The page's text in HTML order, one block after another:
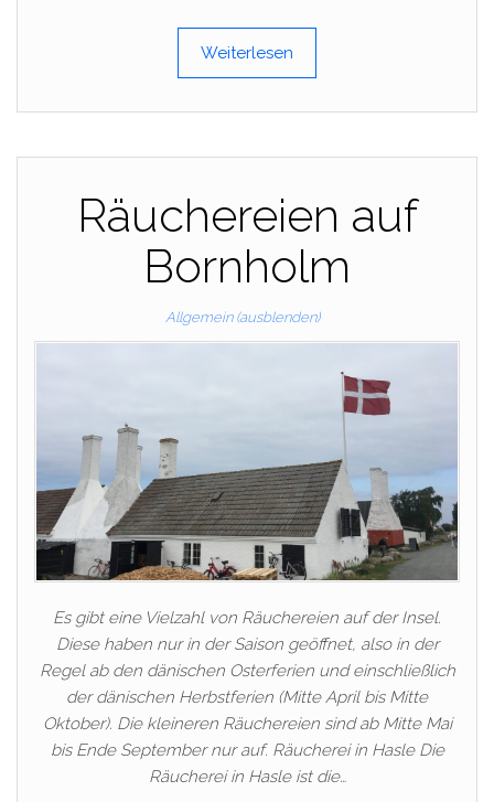
Weiterlesen
Räuchereien auf
Bornholm
Allgemein (ausblenden)
Es gibt eine Vielzahl von Räuchereien auf der Insel.
Diese haben nur in der Saison geöffnet, also in der
Regel ab den dänischen Osterferien und einschließlich
der dänischen Herbstferien (Mitte April bis Mitte
Oktober). Die kleineren Räuchereien sind ab Mitte Mai
bis Ende September nur auf. Räucherei in Hasle Die
Räucherei in Hasle ist die…